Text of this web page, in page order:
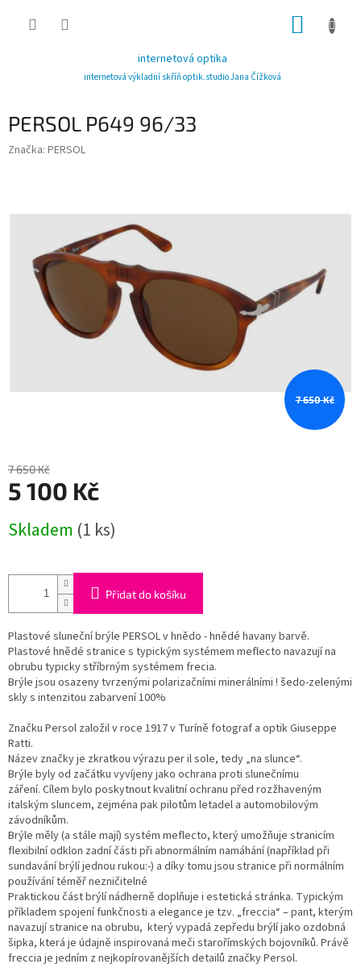
internetová optika
internetová výkladní skříň optik.studio Jana Čížková
PERSOL P649 96/33
Značka: PERSOL
7 650 Kč
7 650 Kč
5 100 Kč
cena:
Skladem (1 ks)
Přidat do košíku
Plastové sluneční brýle PERSOL v hnědo - hnědé havany barvě.
Plastové hnědé stranice s typickým systémem meflecto navazují na
obrubu typicky stříbrným systémem frecia.
Brýle jsou osazeny tvrzenými polarizačními minerálními ! šedo-zelenými
skly s intenzitou zabarvení 100%
Značku Persol založil v roce 1917 v Turíně fotograf a optik Giuseppe
Ratti.
Název značky je zkratkou výrazu per il sole, tedy „na slunce“.
Brýle byly od začátku vyvíjeny jako ochrana proti slunečnímu
záření. Cílem bylo poskytnout kvalitní ochranu před rozžhaveným
italským sluncem, zejména pak pilotům letadel a automobilovým
závodníkům.
Brýle měly (a stále mají) systém meflecto, který umožňuje stranicím
flexibilní odklon zadní části při abnormálním namáhání (například při
sundavání brýlí jednou rukou:-) a díky tomu jsou stranice při normálním
používání téměř nezničitelné
Praktickou část brýlí nádherně doplňuje i estetická stránka. Typickým
příkladem spojení funkčnosti a elegance je tzv. „freccia“ – pant, kterým
navazují stranice na obrubu, který vypadá zepředu brýlí jako ozdobná
šipka, která je údajně inspirovaná meči starořímských bojovníků. Právě
freccia je jedním z nejkopírovanějších detailů značky Persol.